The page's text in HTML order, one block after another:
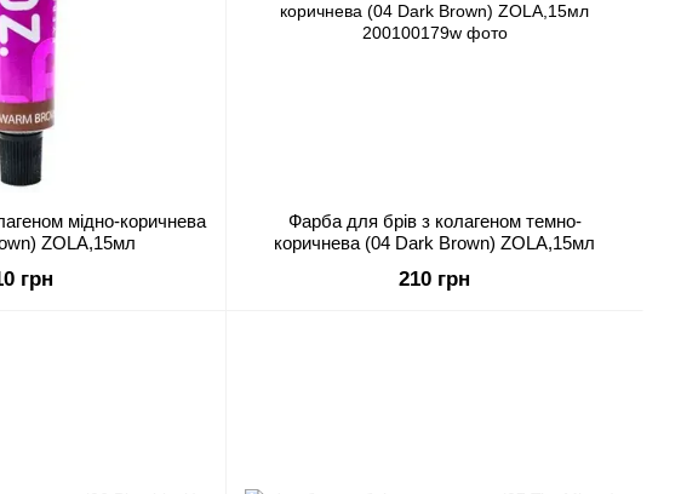
мідно-коричнева
ZOLA,15мл
грн
Фарба для брів з колагеном темно-
коричнева (04 Dark Brown) ZOLA,15мл
210 грн